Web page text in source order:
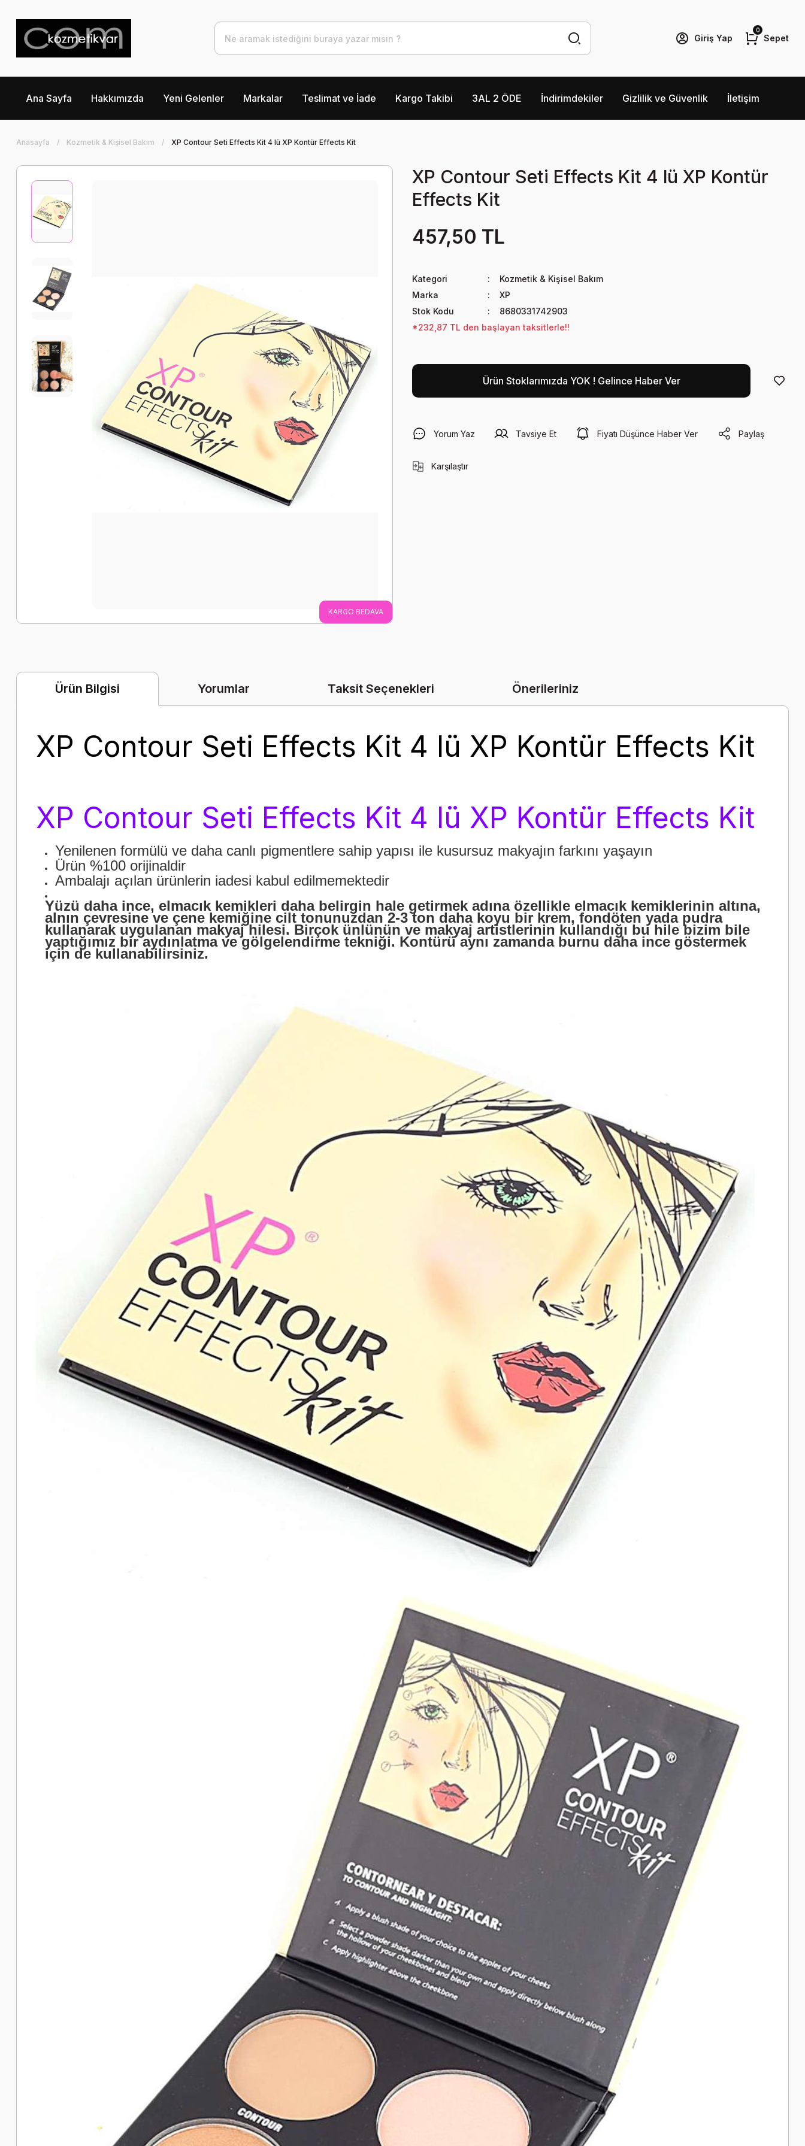
Giriş Yap Sepet
0
Ana Sayfa Hakkımızda Yeni Gelenler Markalar Teslimat ve İade Kargo Takibi 3AL 2 ÖDE İndirimdekiler Gizlilik ve Güvenlik İletişim
Anasayfa Kozmetik & Kişisel Bakım XP Contour Seti Effects Kit 4 lü XP Kontür Effects Kit
KARGO BEDAVA
XP Contour Seti Effects Kit 4 lü XP Kontür
Effects Kit
457,50 TL
Kategori
Kozmetik & Kişisel Bakım
Marka
XP
Stok Kodu
8680331742903
*232,87 TL den başlayan taksitlerle!!
Ürün Stoklarımızda YOK ! Gelince Haber Ver
Yorum Yaz Tavsiye Et Fiyatı Düşünce Haber Ver Paylaş
Karşılaştır
Ürün Bilgisi Yorumlar Taksit Seçenekleri Önerileriniz
XP Contour Seti Effects Kit 4 lü XP Kontür Effects Kit
XP Contour Seti Effects Kit 4 lü XP Kontür Effects Kit
Yenilenen formülü ve daha canlı pigmentlere sahip yapısı ile kusursuz makyajın farkını yaşayın
Ürün %100 orijinaldir
Ambalajı açılan ürünlerin iadesi kabul edilmemektedir
Yüzü daha ince, elmacık kemikleri daha belirgin hale getirmek adına özellikle elmacık kemiklerinin altına,
alnın çevresine ve çene kemiğine cilt tonunuzdan 2-3 ton daha koyu bir krem, fondöten yada pudra
kullanarak uygulanan makyaj hilesi. Birçok ünlünün ve makyaj artistlerinin kullandığı bu hile bizim bile
yaptığımız bir aydınlatma ve gölgelendirme tekniği. Kontürü aynı zamanda burnu daha ince göstermek
için de kullanabilirsiniz.